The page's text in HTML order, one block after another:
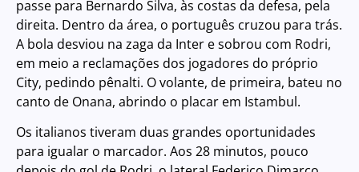
passe para Bernardo Silva, às costas da defesa, pela
direita. Dentro da área, o português cruzou para trás.
A bola desviou na zaga da Inter e sobrou com Rodri,
em meio a reclamações dos jogadores do próprio
City, pedindo pênalti. O volante, de primeira, bateu no
canto de Onana, abrindo o placar em Istambul.
Os italianos tiveram duas grandes oportunidades
para igualar o marcador. Aos 28 minutos, pouco